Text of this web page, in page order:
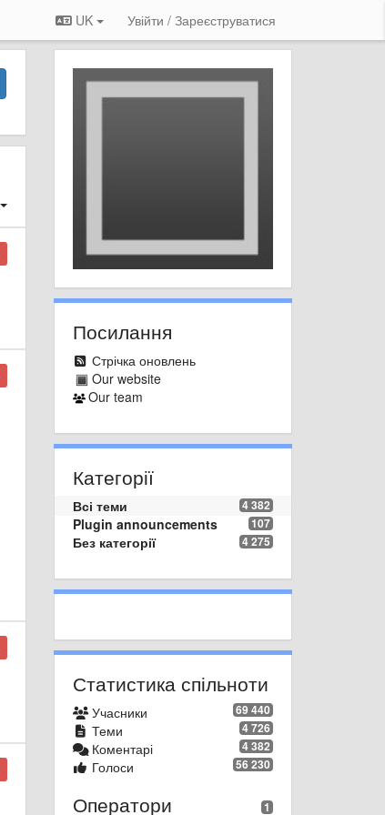
UK Увійти / Зареєструватися
Посилання
Стрічка оновлень
Our website
Our team
Категорії
4 382
Всі теми
107
Plugin announcements
4 275
Без категорії
Статистика спільноти
69 440
Учасники
4 726
Теми
4 382
Коментарі
56 230
Голоси
1
Оператори